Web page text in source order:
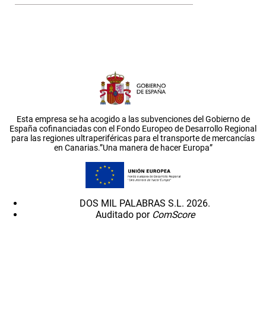
Esta empresa se ha acogido a las subvenciones del Gobierno de
España cofinanciadas con el Fondo Europeo de Desarrollo Regional
para las regiones ultraperiféricas para el transporte de mercancías
en Canarias.”Una manera de hacer Europa”
DOS MIL PALABRAS S.L. 2026.
Auditado por ComScore